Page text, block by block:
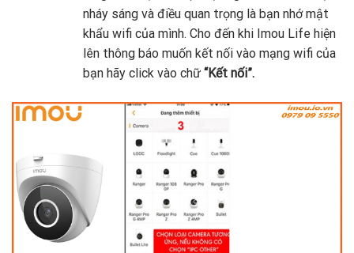
nháy sáng và điều quan trọng là bạn nhớ mật
khẩu wifi của mình. Cho đến khi Imou Life hiện
lên thông báo muốn kết nối vào mạng wifi của
bạn hãy click vào chữ “Kết nối”.